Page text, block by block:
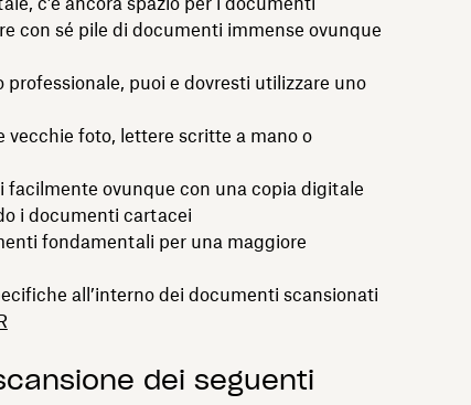
con sé pile di documenti immense ovunque
puoi e dovresti utilizzare uno
foto, lettere scritte a mano o
ovunque con una copia digitale
i documenti cartacei
fondamentali per una maggiore
all’interno dei documenti scansionati
dei seguenti